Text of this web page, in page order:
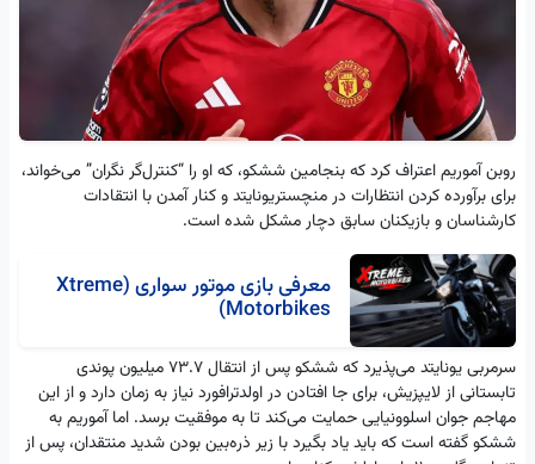
روبن آموریم اعتراف کرد که بنجامین ششکو، که او را “کنترل‌گر نگران” می‌خواند،
برای برآورده کردن انتظارات در منچستریونایتد و کنار آمدن با انتقادات
کارشناسان و بازیکنان سابق دچار مشکل شده است.
معرفی بازی موتور سواری (Xtreme
Motorbikes)
سرمربی یونایتد می‌پذیرد که ششکو پس از انتقال ۷۳.۷ میلیون پوندی
تابستانی از لایپزیش، برای جا افتادن در اولدترافورد نیاز به زمان دارد و از این
مهاجم جوان اسلوونیایی حمایت می‌کند تا به موفقیت برسد. اما آموریم به
ششکو گفته است که باید یاد بگیرد با زیر ذره‌بین بودن شدید منتقدان، پس از